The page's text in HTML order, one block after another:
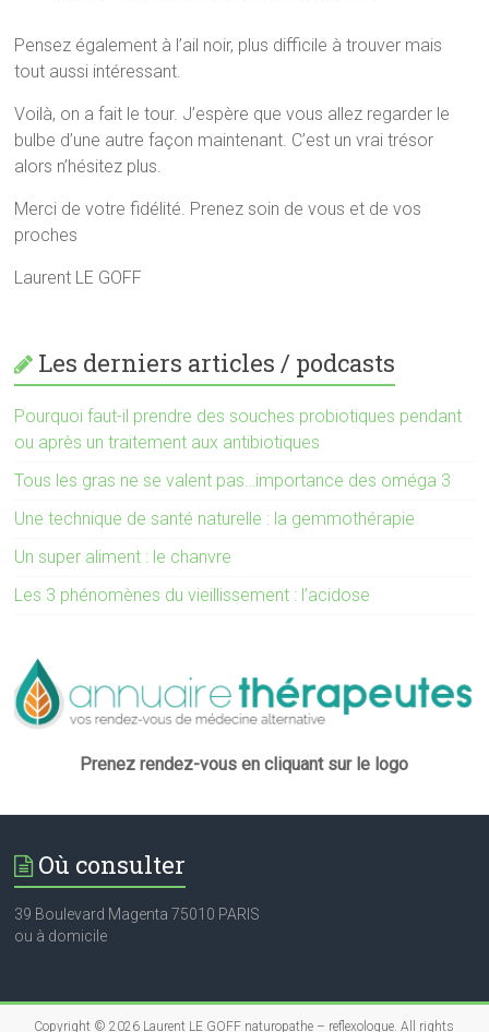
Pensez également à l’ail noir, plus difficile à trouver mais
tout aussi intéressant.
Voilà, on a fait le tour. J’espère que vous allez regarder le
bulbe d’une autre façon maintenant. C’est un vrai trésor
alors n’hésitez plus.
Merci de votre fidélité. Prenez soin de vous et de vos
proches
Laurent LE GOFF
Les derniers articles / podcasts
Pourquoi faut-il prendre des souches probiotiques pendant
ou après un traitement aux antibiotiques
Tous les gras ne se valent pas…importance des oméga 3
Une technique de santé naturelle : la gemmothérapie
Un super aliment : le chanvre
Les 3 phénomènes du vieillissement : l’acidose
Prenez rendez-vous en cliquant sur le logo
Où consulter
39 Boulevard Magenta 75010 PARIS
ou à domicile
Copyright © 2026 Laurent LE GOFF naturopathe – reflexologue. All rights